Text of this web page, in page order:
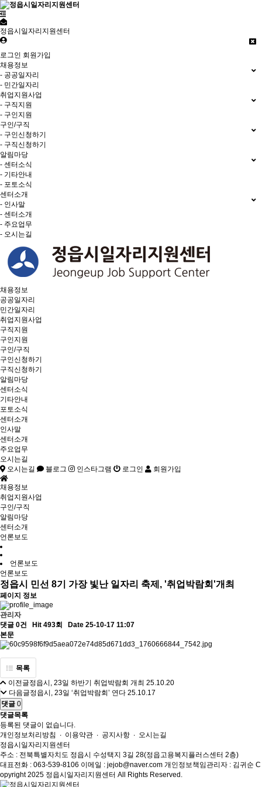
정읍시일자리지원센터
로그인 회원가입
채용정보
- 공공일자리
- 민간일자리
취업지원사업
- 구직지원
- 구인지원
구인/구직
- 구인신청하기
- 구직신청하기
알림마당
- 센터소식
- 기타안내
- 포토소식
센터소개
- 인사말
- 센터소개
- 주요업무
- 오시는길
채용정보
공공일자리
민간일자리
취업지원사업
구직지원
구인지원
구인/구직
구인신청하기
구직신청하기
알림마당
센터소식
기타안내
포토소식
센터소개
인사말
센터소개
주요업무
오시는길
오시는길
블로그 인스타그램 로그인 회원가입
채용정보
취업지원사업
구인/구직
알림마당
센터소개
언론보도
언론보도
언론보도
정읍시 민선 8기 가장 빛난 일자리 축제, '취업박람회'개최
페이지 정보
관리자
댓글 0건
Hit 493회
Date 25-10-17 11:07
본문
목록
이전글정읍시, 23일 하반기 취업박람회 개최 25.10.20
다음글정읍시, 23일 ‘취업박람회’ 연다 25.10.17
댓글 0
댓글목록
등록된 댓글이 없습니다.
개인정보처리방침
∙ 이용약관 ∙ 공지사항 ∙ 오시는길
정읍시일자리지원센터
주소 : 전북특별자치도 정읍시 수성택지 3길 28(정읍고용복지플러스센터 2층)
대표전화 : 063-539-8106 이메일 : jejob@naver.com 개인정보책임관리자 : 김귀순 C
opyright 2025 정읍시일자리지원센터 All Rights Reserved.